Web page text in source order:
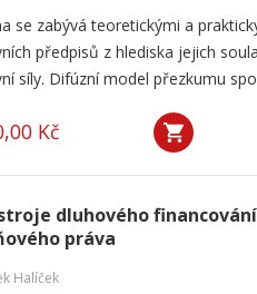
se zabývá teoretickými a
předpisů z hlediska jejich
síly. Difúzní model přezkumu
Kč
dluhového
práva
Halíček